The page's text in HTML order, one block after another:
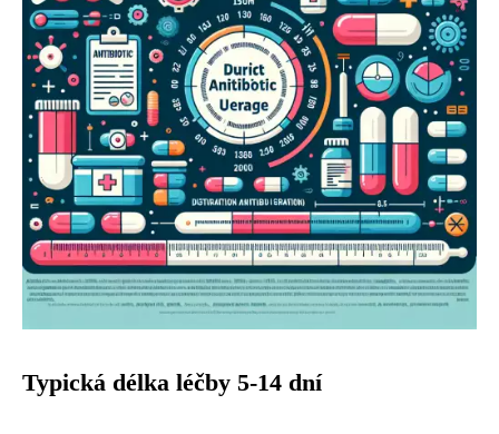
Typická délka léčby 5-14 dní